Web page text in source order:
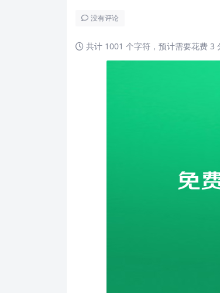
没有评论
共计 1001 个字符，预计需要花费 3